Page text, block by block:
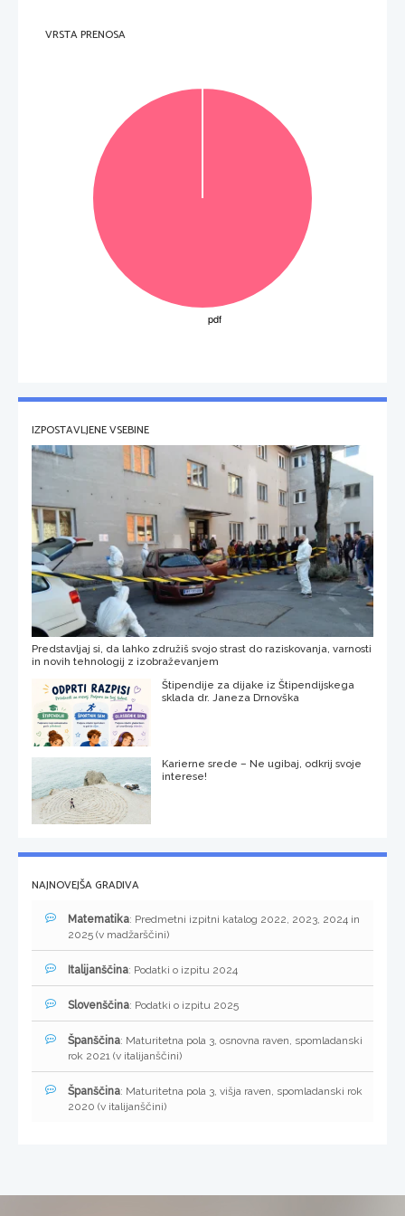
VRSTA PRENOSA
IZPOSTAVLJENE VSEBINE
Predstavljaj si, da lahko združiš svojo strast do raziskovanja, varnosti
in novih tehnologij z izobraževanjem
Štipendije za dijake iz Štipendijskega
sklada dr. Janeza Drnovška
Karierne srede – Ne ugibaj, odkrij svoje
interese!
NAJNOVEJŠA GRADIVA
Matematika: Predmetni izpitni katalog 2022, 2023, 2024 in
2025 (v madžarščini)
Italijanščina: Podatki o izpitu 2024
Slovenščina: Podatki o izpitu 2025
Španščina: Maturitetna pola 3, osnovna raven, spomladanski
rok 2021 (v italijanščini)
Španščina: Maturitetna pola 3, višja raven, spomladanski rok
2020 (v italijanščini)